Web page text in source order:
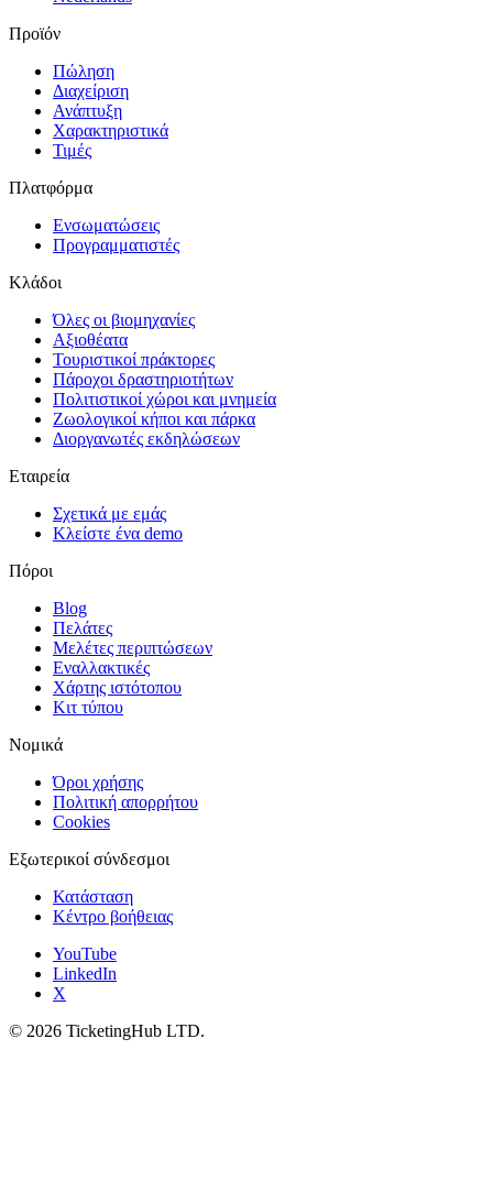
Προϊόν
Πώληση
Διαχείριση
Ανάπτυξη
Χαρακτηριστικά
Τιμές
Πλατφόρμα
Ενσωματώσεις
Προγραμματιστές
Κλάδοι
Όλες οι βιομηχανίες
Αξιοθέατα
Τουριστικοί πράκτορες
Πάροχοι δραστηριοτήτων
Πολιτιστικοί χώροι και μνημεία
Ζωολογικοί κήποι και πάρκα
Διοργανωτές εκδηλώσεων
Εταιρεία
Σχετικά με εμάς
Κλείστε ένα demo
Πόροι
Blog
Πελάτες
Μελέτες περιπτώσεων
Εναλλακτικές
Χάρτης ιστότοπου
Κιτ τύπου
Νομικά
Όροι χρήσης
Πολιτική απορρήτου
Cookies
Εξωτερικοί σύνδεσμοι
Κατάσταση
Κέντρο βοήθειας
YouTube
LinkedIn
X
© 2026 TicketingHub LTD.